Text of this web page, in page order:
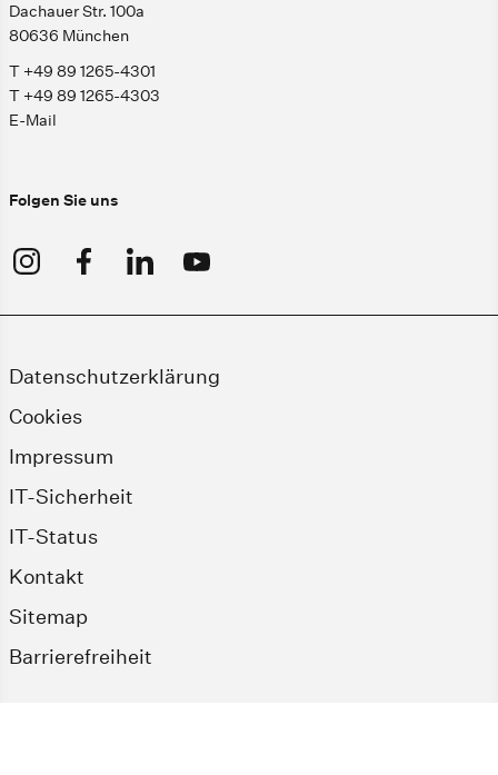
Dachauer Str. 100a
80636 München
T +49 89 1265-4301
T +49 89 1265-4303
E-Mail
Folgen Sie uns
Datenschutzerklärung
Cookies
Impressum
IT-Sicherheit
IT-Status
Kontakt
Sitemap
Barrierefreiheit